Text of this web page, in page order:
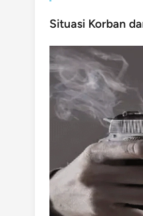
Situasi Korban